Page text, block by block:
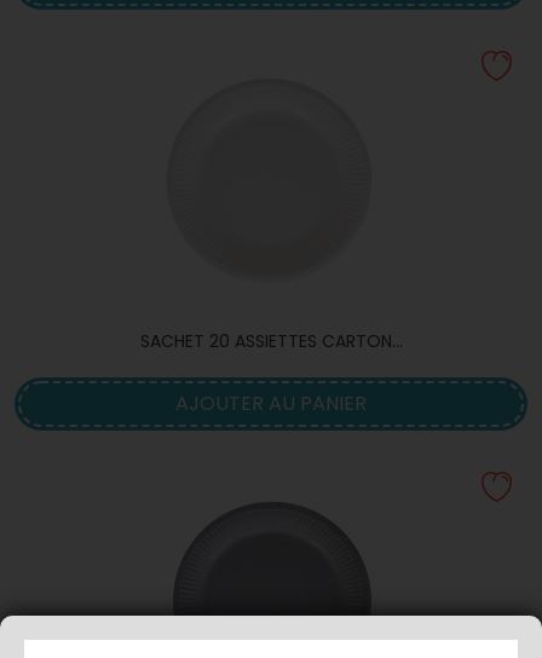
SACHET 20 ASSIETTES CARTON...
AJOUTER AU PANIER